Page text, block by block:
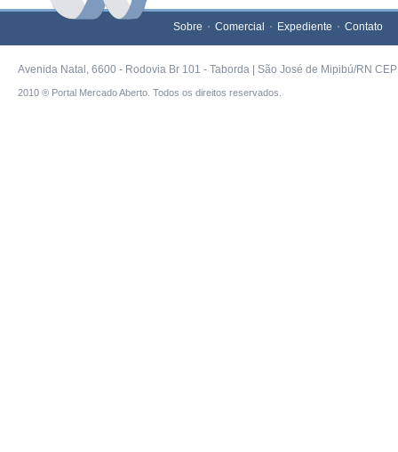
Sobre Comercial Expediente Contato
Avenida Natal, 6600 - Rodovia Br 101 - Taborda | São José de Mipibú/RN
2010 ® Portal Mercado Aberto. Todos os direitos reservados.